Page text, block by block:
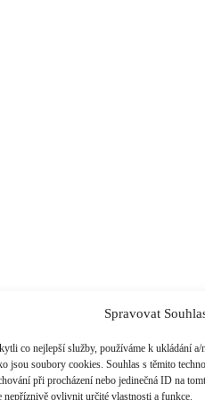
Spravovat
co nejlepší služby, používáme k ukládání
jsou soubory cookies. Souhlas s těmito
při procházení nebo jedinečná ID na
nepříznivě ovlivnit určité vlastnosti a funkce.